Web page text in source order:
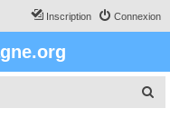
Connexion
Inscription